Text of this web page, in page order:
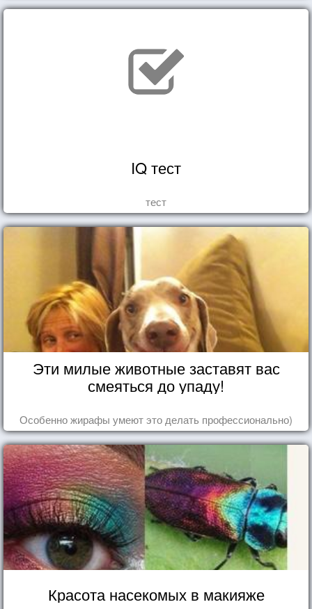
IQ тест
тест
Эти милые животные заставят вас
смеяться до упаду!
Особенно жирафы умеют это делать профессионально)
Красота насекомых в макияже